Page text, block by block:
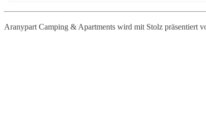
Aranypart Camping & Apartments wird mit Stolz präsentiert